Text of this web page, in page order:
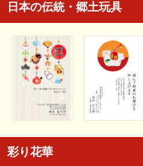
日本の伝統・郷土玩具
彩り花華